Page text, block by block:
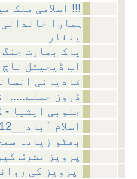
اسلامی ملک میں قبول اسلام پر پابندی !!!
ہمارا
یلغار
پاک بھارت
اب ڈیجیٹل
قادیانی
ڈرون
جنوبی ایشیا -
اسلام آباد__12مساجد شہید کرنے کی تیاری
بھٹو زیادہ
پرویز مشرف